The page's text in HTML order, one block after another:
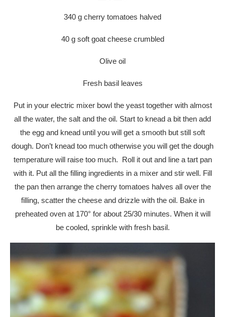
340 g cherry tomatoes halved
40 g soft goat cheese crumbled
Olive oil
Fresh basil leaves
Put in your electric mixer bowl the yeast together with almost
all the water, the salt and the oil. Start to knead a bit then add
the egg and knead until you will get a smooth but still soft
dough. Don’t knead too much otherwise you will get the dough
temperature will raise too much. Roll it out and line a tart pan
with it. Put all the filling ingredients in a mixer and stir well. Fill
the pan then arrange the cherry tomatoes halves all over the
filling, scatter the cheese and drizzle with the oil. Bake in
preheated oven at 170° for about 25/30 minutes. When it will
be cooled, sprinkle with fresh basil.